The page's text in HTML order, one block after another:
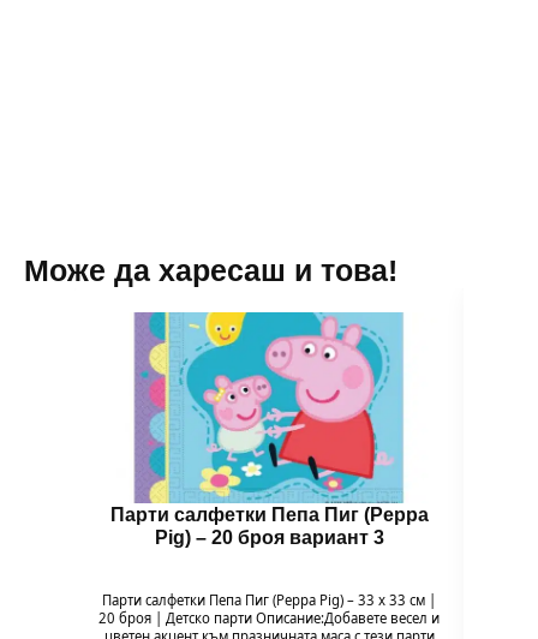
Може да харесаш и това!
Парти салфетки Пепа Пиг (Peppa
Pig) – 20 броя вариант 3
Парти салфетки Пепа Пиг (Peppa Pig) – 33 x 33 см |
20 броя | Детско парти Описание:Добавете весел и